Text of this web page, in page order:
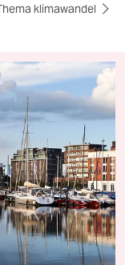
klimawandel